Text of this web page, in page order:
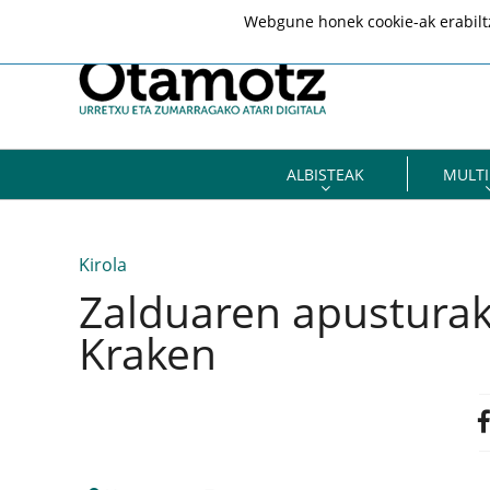
ALBISTEAK
Kirola
Zalduaren
Kraken
Webgune honek cookie-ak